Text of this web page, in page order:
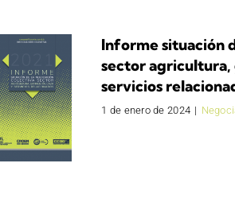
Informe situación
sector agricultura,
servicios
1 de enero de 2024 |